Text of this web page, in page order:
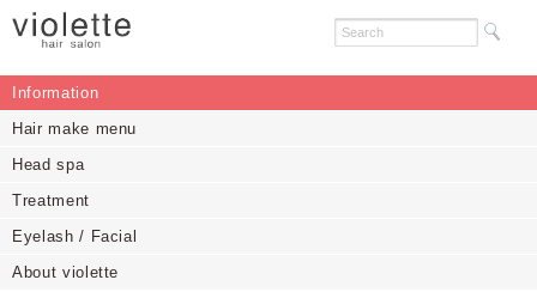
Information
Hair make menu
Head spa
Treatment
Eyelash / Facial
About violette